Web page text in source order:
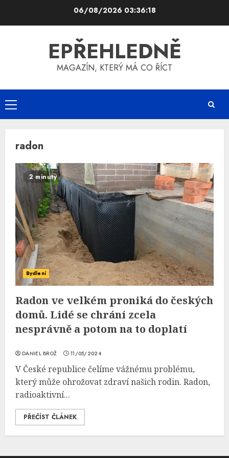
06/08/2026 03:36:19
EPŘEHLEDNĚ
MAGAZÍN, KTERÝ MÁ CO ŘÍCT
Primary
Menu
radon
2 minuty
Bydlení
Radon ve velkém proniká do českých
domů. Lidé se chrání zcela
nesprávně a potom na to doplatí
DANIEL BROŽ 11/05/2024
V České republice čelíme vážnému problému,
který může ohrožovat zdraví našich rodin. Radon,
radioaktivní...
PŘEČÍST ČLÁNEK